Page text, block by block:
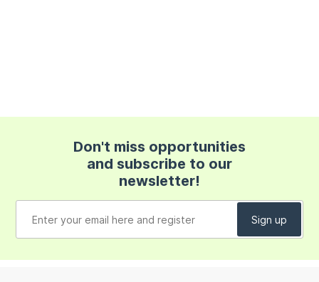
Don't miss opportunities
and subscribe to our
newsletter!